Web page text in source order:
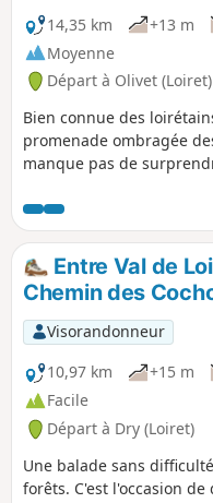
14,35 km
+13 m
Moyenne
Départ à Olivet (Loiret)
Bien connue des
promenade ombragée
manque pas de
minotières qui
C'est l'occasion de
fraîches de la rivière, de
réseau des venelles
les Parcs du Donjon et du
Entre Val de
Chemin des
Visorandonneur
10,97 km
+15 m
Facile
Départ à Dry (Loiret)
Une balade sans
forêts. C'est l'occasion